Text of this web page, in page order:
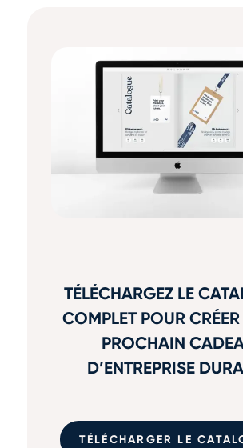
TÉLÉCHARGEZ LE
COMPLET POUR
PROCHAIN
D’ENTREPRISE
TÉLÉCHARGER LE